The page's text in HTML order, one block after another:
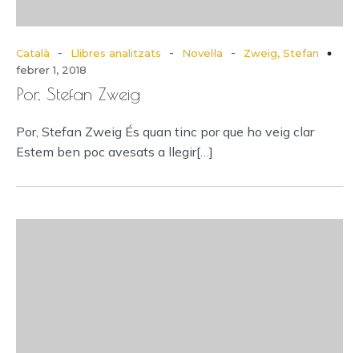
Català - Llibres analitzats - Novel·la -
Zweig, Stefan
febrer 1, 2018
Por, Stefan Zweig
Por, Stefan Zweig És quan tinc por que ho veig clar
Estem ben poc avesats a llegir[…]